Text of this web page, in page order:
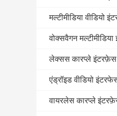
मल्टीमीडिया वीडियो
वोक्सवैगन
लेक्सस कारप्ले इंटरफ़ेस
एंड्रॉइड वीडियो
वायरलेस कारप्ले